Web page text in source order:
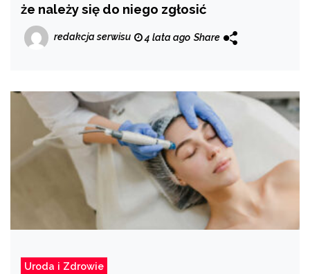
że należy się do niego zgłosić
redakcja serwisu 4 lata ago Share
Uroda i Zdrowie